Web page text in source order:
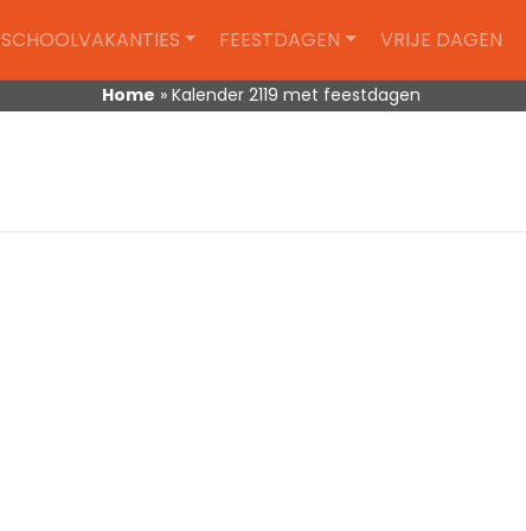
SCHOOLVAKANTIES FEESTDAGEN VRIJE DAGEN
Home » Kalender 2119 met feestdagen